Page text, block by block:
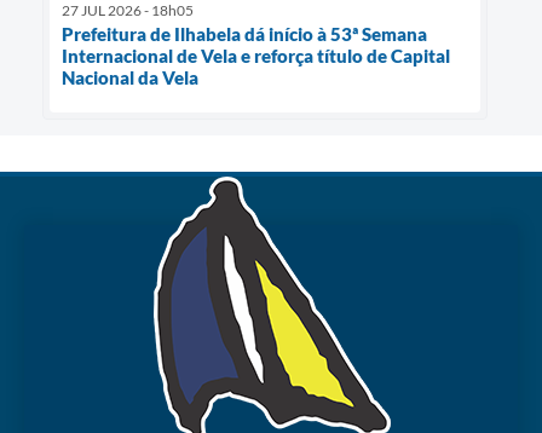
27 JUL 2026 - 18h05
Prefeitura de Ilhabela dá início à 53ª Semana
Internacional de Vela e reforça título de Capital
Nacional da Vela